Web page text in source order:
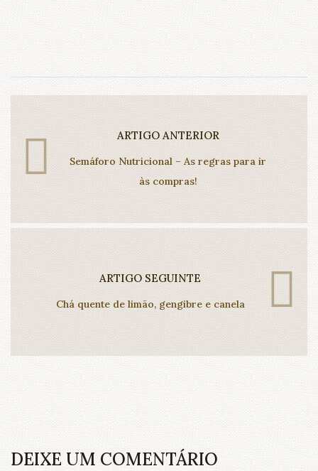
ARTIGO ANTERIOR
Semáforo Nutricional – As regras para ir
às compras!
ARTIGO SEGUINTE
Chá quente de limão, gengibre e canela
DEIXE UM COMENTÁRIO